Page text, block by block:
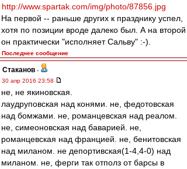
http://www.spartak.com/img/photo/87856.jpg
На первой -- раньше других к празднику успел,
хотя по позиции вроде далеко был. А на второй
он практически "исполняет Сальву" :-).
Последнее сообщение
Cтаканов -
30 апр 2016 23:58
не, не якиновская.
лаудруповская над конями. не, федотовская
над бомжами. не, романцевская над реалом.
не, симеоновская над баварией. не,
романцевская над францией. не, бенитовская
над миланом. не депортивская(1-4,4-0) над
миланом. не, ферги так отполз от барсы в